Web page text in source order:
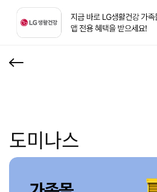
도미나스